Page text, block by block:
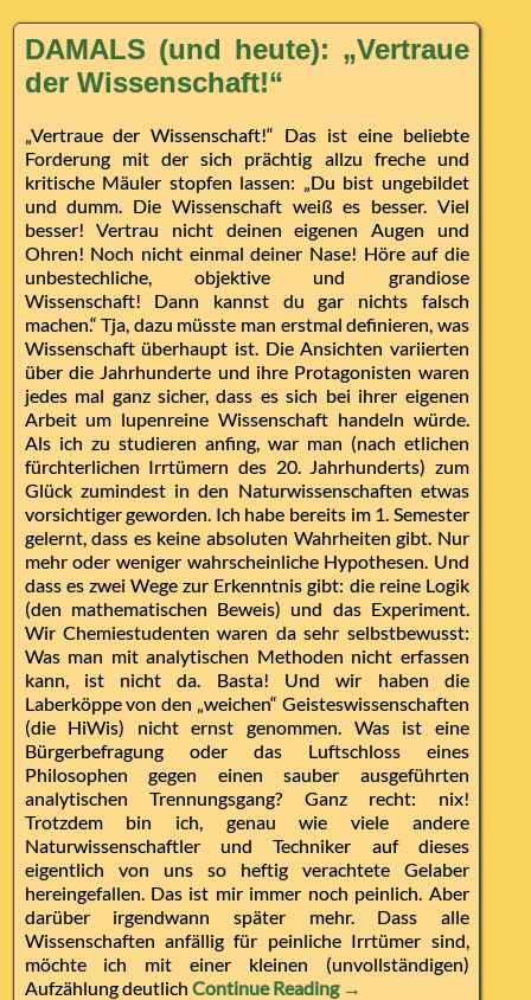
DAMALS (und heute): „Vertraue
der Wissenschaft!“
„Vertraue der Wissenschaft!“ Das ist eine beliebte
Forderung mit der sich prächtig allzu freche und
kritische Mäuler stopfen lassen: „Du bist ungebildet
und dumm. Die Wissenschaft weiß es besser. Viel
besser! Vertrau nicht deinen eigenen Augen und
Ohren! Noch nicht einmal deiner Nase! Höre auf die
unbestechliche, objektive und grandiose
Wissenschaft! Dann kannst du gar nichts falsch
machen.“ Tja, dazu müsste man erstmal definieren, was
Wissenschaft überhaupt ist. Die Ansichten variierten
über die Jahrhunderte und ihre Protagonisten waren
jedes mal ganz sicher, dass es sich bei ihrer eigenen
Arbeit um lupenreine Wissenschaft handeln würde.
Als ich zu studieren anfing, war man (nach etlichen
fürchterlichen Irrtümern des 20. Jahrhunderts) zum
Glück zumindest in den Naturwissenschaften etwas
vorsichtiger geworden. Ich habe bereits im 1. Semester
gelernt, dass es keine absoluten Wahrheiten gibt. Nur
mehr oder weniger wahrscheinliche Hypothesen. Und
dass es zwei Wege zur Erkenntnis gibt: die reine Logik
(den mathematischen Beweis) und das Experiment.
Wir Chemiestudenten waren da sehr selbstbewusst:
Was man mit analytischen Methoden nicht erfassen
kann, ist nicht da. Basta! Und wir haben die
Laberköppe von den „weichen“ Geisteswissenschaften
(die HiWis) nicht ernst genommen. Was ist eine
Bürgerbefragung oder das Luftschloss eines
Philosophen gegen einen sauber ausgeführten
analytischen Trennungsgang? Ganz recht: nix!
Trotzdem bin ich, genau wie viele andere
Naturwissenschaftler und Techniker auf dieses
eigentlich von uns so heftig verachtete Gelaber
hereingefallen. Das ist mir immer noch peinlich. Aber
darüber irgendwann später mehr. Dass alle
Wissenschaften anfällig für peinliche Irrtümer sind,
möchte ich mit einer kleinen (unvollständigen)
Aufzählung deutlich Continue Reading →